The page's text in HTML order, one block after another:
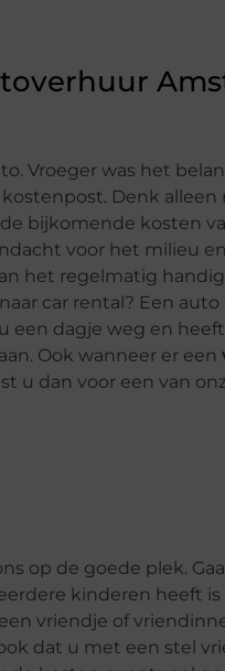
Vroeger was het
Denk alleen
bijkomende kosten
voor het milieu
het regelmatig
car rental? Een
een dagje weg en
Ook wanneer er een
u dan voor een van
op de goede plek.
kinderen heeft
vriendje of
dat u met een stel